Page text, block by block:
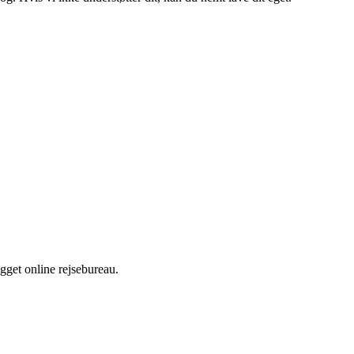
online rejsebureau.